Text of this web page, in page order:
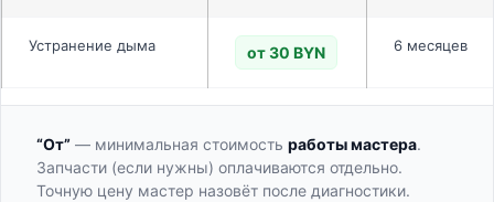
Устранение дыма от 30 BYN 6 месяцев
“От” — минимальная стоимость работы мастера.
Запчасти (если нужны) оплачиваются отдельно.
Точную цену мастер назовёт после диагностики.